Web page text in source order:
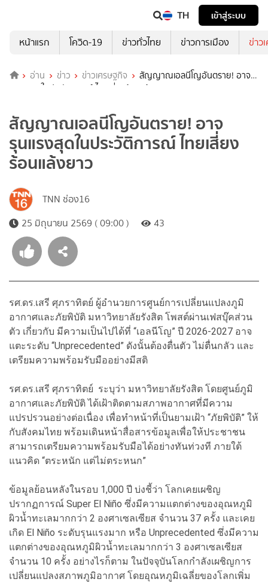
TH
เข้าสู่ระบบ
หน้าแรก
โควิด-19 ข่าวทั่วไทย ข่าวการเมือง ข่าว
อ่าน ข่าว ข่าวเศรษฐกิจ
สัญญาณเอลนีโญอันตราย! อาจ
รุนแรงสุดในประวัติการณ์ ไทยเสี่ยงร้อนแล้งยาว
สัญญาณเอลนีโญอันตราย! อาจ
รุนแรงสุดในประวัติการณ์ ไทยเสี่ยง
ร้อนแล้งยาว
TNN ช่อง16
25 มิถุนายน 2569 ( 09:00 )
43
รศ.ดร.เสรี ศุภราทิตย์ ผู้อำนวยการศูนย์การเปลี่ยนแปลงภูมิ
อากาศและภัยพิบัติ มหาวิทยาลัยรังสิต โพสต์ผ่านเฟสบุ๊คส่วน
ตัว เกี่ยวกับ มีความเป็นไปได้ที่ “เอลนีโญ” ปี 2026-2027 อาจ
แตะระดับ “Unprecedented” ดังนั้นต้องตื่นตัว ไม่ตื่นกลัว และ
เตรียมความพร้อมรับมืออย่างมีสติ
รศ.ดร.เสรี ศุภราทิตย์ ระบุว่า มหาวิทยาลัยรังสิต โดยศูนย์ภูมิ
อากาศและภัยพิบัติ ได้เฝ้าติดตามสภาพอากาศที่มีความ
แปรปรวนอย่างต่อเนื่อง เพื่อทำหน้าที่เป็นยามเฝ้า “ภัยพิบัติ” ให้
กับสังคมไทย พร้อมเดินหน้าสื่อสารข้อมูลเพื่อให้ประชาชน
สามารถเตรียมความพร้อมรับมือได้อย่างทันท่วงที ภายใต้
แนวคิด “ตระหนัก แต่ไม่ตระหนก”
ข้อมูลย้อนหลังในรอบ 1,000 ปี บ่งชี้ว่า โลกเคยเผชิญ
ปรากฏการณ์ Super El Niño ซึ่งมีความแตกต่างของอุณหภูมิ
ผิวน้ำทะเลมากกว่า 2 องศาเซลเซียส จำนวน 37 ครั้ง และเคย
เกิด El Niño ระดับรุนแรงมาก หรือ Unprecedented ซึ่งมีความ
แตกต่างของอุณหภูมิผิวน้ำทะเลมากกว่า 3 องศาเซลเซียส
จำนวน 10 ครั้ง อย่างไรก็ตาม ในปัจจุบันโลกกำลังเผชิญการ
เปลี่ยนแปลงสภาพภูมิอากาศ โดยอุณหภูมิเฉลี่ยของโลกเพิ่ม